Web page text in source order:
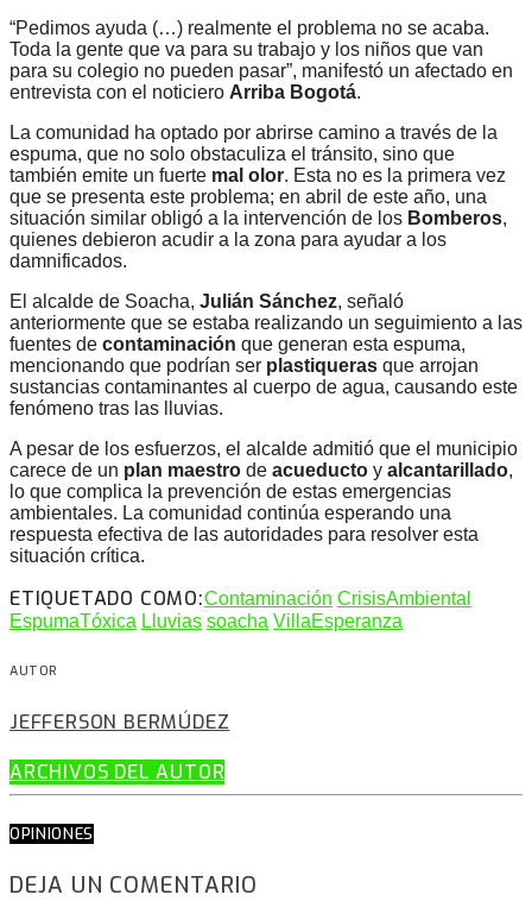
“Pedimos ayuda (…) realmente el problema no se acaba.
Toda la gente que va para su trabajo y los niños que van
para su colegio no pueden pasar”, manifestó un afectado en
entrevista con el noticiero Arriba Bogotá.
La comunidad ha optado por abrirse camino a través de la
espuma, que no solo obstaculiza el tránsito, sino que
también emite un fuerte mal olor. Esta no es la primera vez
que se presenta este problema; en abril de este año, una
situación similar obligó a la intervención de los Bomberos,
quienes debieron acudir a la zona para ayudar a los
damnificados.
El alcalde de Soacha, Julián Sánchez, señaló
anteriormente que se estaba realizando un seguimiento a las
fuentes de contaminación que generan esta espuma,
mencionando que podrían ser plastiqueras que arrojan
sustancias contaminantes al cuerpo de agua, causando este
fenómeno tras las lluvias.
A pesar de los esfuerzos, el alcalde admitió que el municipio
carece de un plan maestro de acueducto y alcantarillado,
lo que complica la prevención de estas emergencias
ambientales. La comunidad continúa esperando una
respuesta efectiva de las autoridades para resolver esta
situación crítica.
ETIQUETADO COMO:Contaminación CrisisAmbiental
EspumaTóxica Lluvias soacha VillaEsperanza
AUTOR
JEFFERSON BERMÚDEZ
ARCHIVOS DEL AUTOR
OPINIONES
DEJA UN COMENTARIO